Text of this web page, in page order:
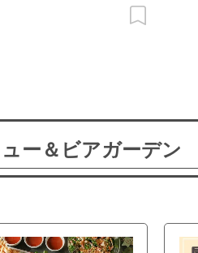
ー＆ビアガーデン